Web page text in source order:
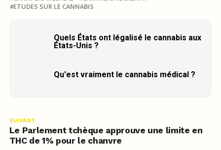
ETUDES SUR LE CANNABIS
Quels États ont légalisé le cannabis aux
États-Unis ?
Qu'est vraiment le cannabis médical ?
SUIVANT
Le Parlement tchèque approuve une limite en
THC de 1% pour le chanvre